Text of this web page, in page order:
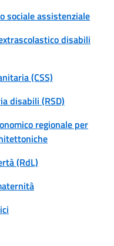
sociale assistenziale
disabili
(CSS)
disabili (RSD)
regionale per
(RdL)